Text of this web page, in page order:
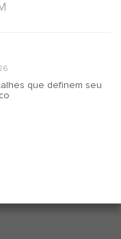
que definem seu